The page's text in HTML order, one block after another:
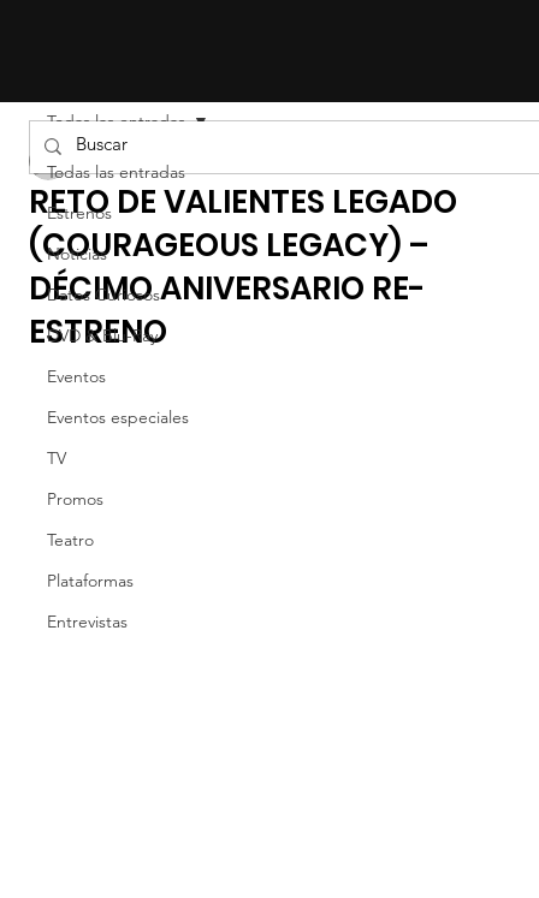
Todas las entradas
Estrenos
Noticias
Datos Curiosos
DVD & Blu-Ray
Eventos
Eventos especiales
TV
Promos
Teatro
Plataformas
Entrevistas
Todas las entradas
RETO DE VALIENTES LEGADO
(COURAGEOUS LEGACY) –
DÉCIMO ANIVERSARIO RE-
ESTRENO